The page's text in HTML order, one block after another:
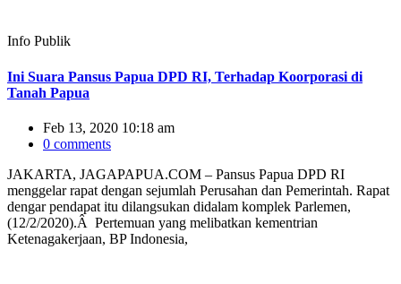
Info Publik
Ini Suara Pansus Papua DPD RI, Terhadap Koorporasi di
Tanah Papua
Feb 13, 2020 10:18 am
0 comments
JAKARTA, JAGAPAPUA.COM – Pansus Papua DPD RI
menggelar rapat dengan sejumlah Perusahan dan Pemerintah. Rapat
dengar pendapat itu dilangsukan didalam komplek Parlemen,
(12/2/2020).Â Pertemuan yang melibatkan kementrian
Ketenagakerjaan, BP Indonesia,